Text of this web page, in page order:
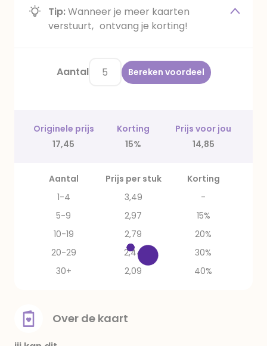
Tip:Wanneer je meer kaarten
verstuurt, ontvang je korting!
Aantal Bereken voordeel
Originele prijs Korting
Prijs voor jou
17,45
15% 14,85
Aantal Prijs per stuk
Korting
1-4
3,49
-
5-9
2,97
15%
10-19
2,79
20%
20-29
2,44
30%
30+
2,09 40%
Over de kaart